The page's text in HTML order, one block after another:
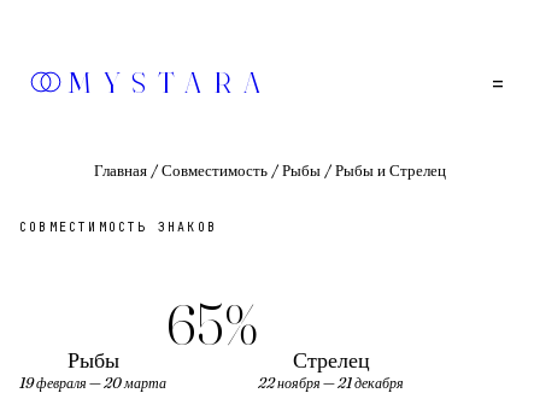
MYSTARA =
Главная /Совместимость /Рыбы /Рыбы и Стрелец
СОВМЕСТИМОСТЬ ЗНАКОВ
Рыбы
19 февраля — 20 марта
65%
Стрелец
22 ноября — 21 декабря